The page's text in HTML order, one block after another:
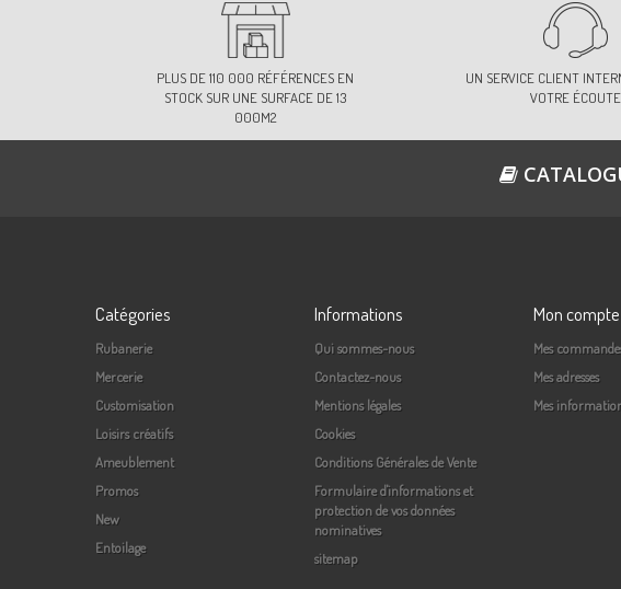
PLUS DE 110 000 RÉFÉRENCES EN
STOCK SUR UNE SURFACE DE 13
000M2
UN SERVICE CLIENT
VOTRE ÉCOUTE
Catégories
Rubanerie
Mercerie
Customisation
Loisirs créatifs
Ameublement
Promos
New
Entoilage
Informations
Qui sommes-nous
Contactez-nous
Mentions légales
Cookies
Conditions Générales de Vente
Formulaire d'informations et
protection de vos données
nominatives
sitemap
Mon compte
Mes
Mes adresses
Mes